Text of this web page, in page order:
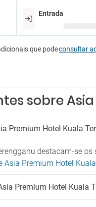
Lojas no hotel
Animais de
Entrada
que podeconsultar
sobre
Premium Hotel Kuala
destacam-se
Asia Premium Hotel
Premium Hotel Kuala